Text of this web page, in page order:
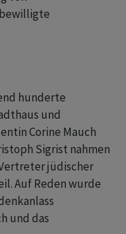
hunderte
und
Corine Mauch
Sigrist nahmen
jüdischer
Auf Reden wurde
und das